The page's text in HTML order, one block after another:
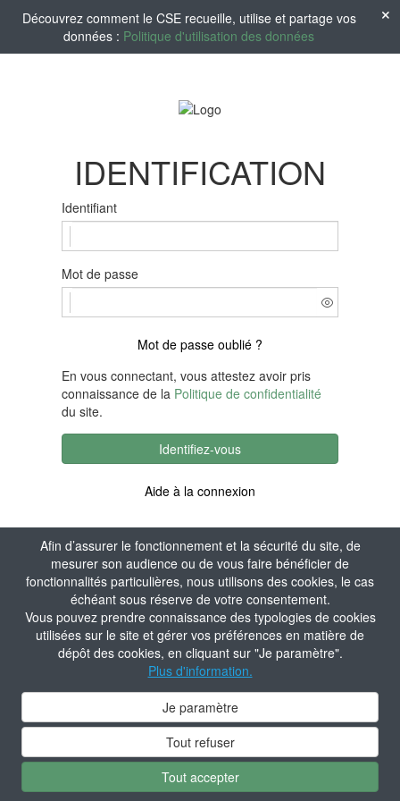
Afin d’assurer le fonctionnement et la sécurité du site, de
mesurer son audience ou de vous faire bénéficier de
fonctionnalités particulières, nous utilisons des cookies, le cas
échéant sous réserve de votre consentement.
Vous pouvez prendre connaissance des typologies de cookies
utilisées sur le site et gérer vos préférences en matière de
dépôt des cookies, en cliquant sur "Je paramètre".
Plus d'information.
Je paramètre
Tout refuser
Tout accepter
Découvrez comment le CSE recueille, utilise et partage vos
données : Politique d'utilisation des données
IDENTIFICATION
Identifiant
Mot de passe
Mot de passe oublié ?
En vous connectant, vous attestez avoir pris
connaissance de la Politique de confidentialité
du site.
Identifiez-vous
Aide à la connexion